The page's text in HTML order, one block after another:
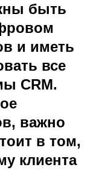
быть
и иметь
все
CRM.
важно
в том,
клиента